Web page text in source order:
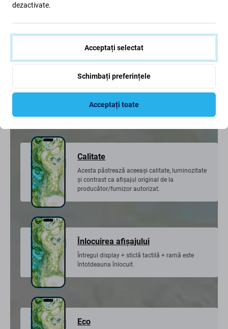
deși nu original, dar fabricat la cea mai înaltă
calitate și similaritate cu originalul.
Notificare
Mesajul „Mesaj important sau piese
afișajul este înlocuit.
Calitate
Acesta păstrează aceeași calitate, luminozitate
și contrast ca afișajul original de la
producător/furnizor autorizat.
Înlocuirea afișajului
Întregul display + sticlă tactilă + ramă este
întotdeauna înlocuit.
Eco
dezactivate.
Acceptați selectat
Schimbați preferințele
Acceptați toate